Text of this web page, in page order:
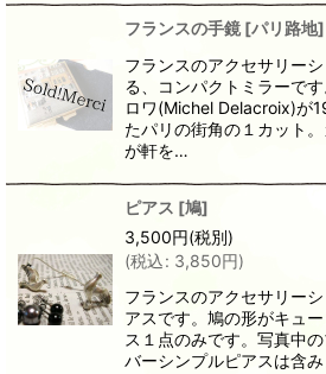
フランスの手鏡 [パリ路地]
フランスのアクセサリー
る、コンパクトミラーで
ロワ(Michel Delacroix)が
たパリの街角の１カット
が軒を…
ピアス [鳩]
3,500円(税別)
(税込: 3,850円)
フランスのアクセサリー
アスです。鳩の形がキュ
ス１点のみです。写真中
バーシンプルピアスは含み